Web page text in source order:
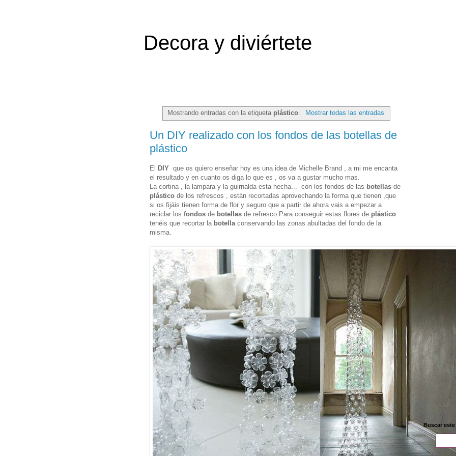
Decora y diviértete
Mostrando entradas con la etiqueta plástico Mostrar todas las entradas
Un DIY realizado con los fondos de las botellas de
plástico
El DIY que os quiero enseñar hoy es una idea de Michelle Brand , a mi me encanta
el resultado y en cuanto os diga lo que es , os va a gustar mucho mas.
La cortina , la lampara y la guirnalda esta hecha... con los fondos de las botellas de
plástico de los refrescos , están recortadas aprovechando la forma que tienen ,que
si os fijáis tienen forma de flor y seguro que a partir de ahora vais a empezar a
reciclar los fondos de botellas de refresco.Para conseguir estas flores de plástico
tenéis que recortar la botella conservando las zonas abultadas del fondo de la
misma.
Buscar